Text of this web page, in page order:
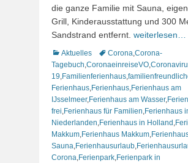
die ganze Familie mit Sauna,
Grill, Kinderausstattung und 300
Sandstrand entfernt. weiterlesen…
Kategorien
Aktuelles Schlagworte
Corona Corona-
Tagebuch CoronaeinreiseVO
19 Familienferienhaus
Ferienhaus Ferienhaus Ferienhaus am
IJsselmeer, Ferienhaus am Wasser,
frei Ferienhaus für Familien Ferienhaus
Niederlanden Ferienhaus in Holland
Makkum Ferienhaus Makkum
Sauna Ferienhausurlaub
Corona Ferienpark Ferienpark in